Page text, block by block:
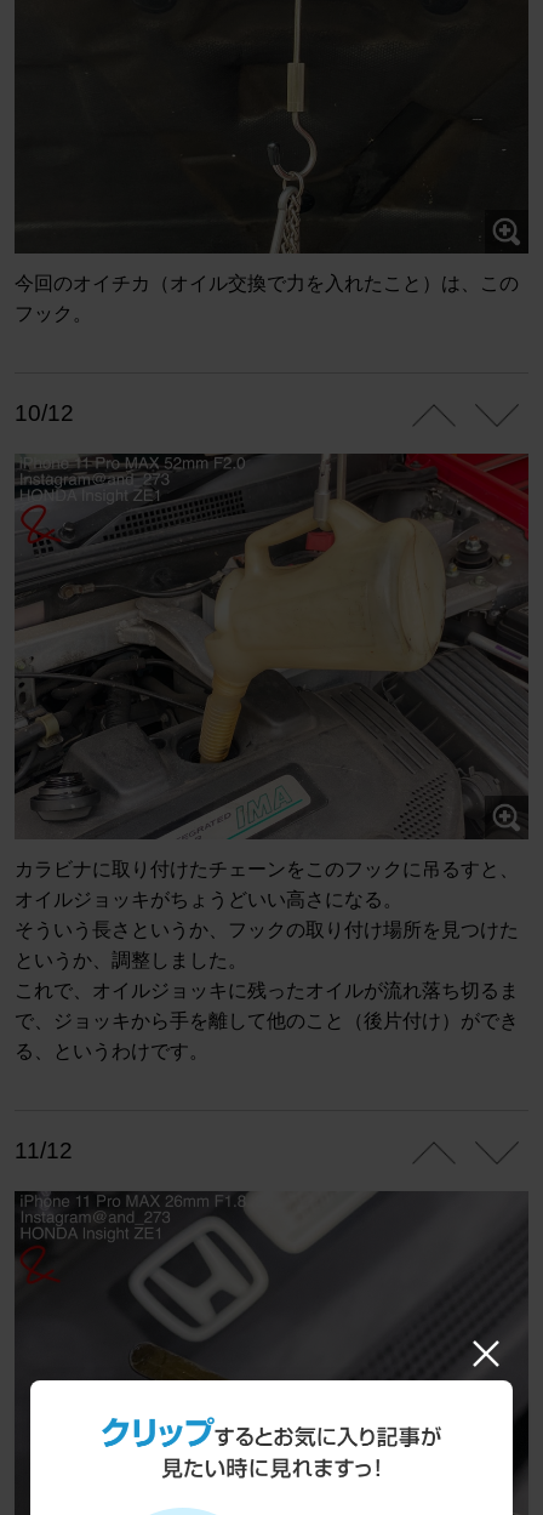
今回のオイチカ（オイル交換で力を入れたこと）は、この
フック。
10/12
カラビナに取り付けたチェーンをこのフックに吊るすと、
オイルジョッキがちょうどいい高さになる。
そういう長さというか、フックの取り付け場所を見つけた
というか、調整しました。
これで、オイルジョッキに残ったオイルが流れ落ち切るま
で、ジョッキから手を離して他のこと（後片付け）ができ
る、というわけです。
11/12